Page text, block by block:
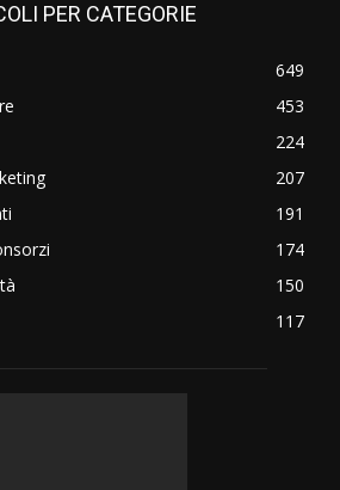
PER CATEGORIE
649
453
224
207
191
174
150
117